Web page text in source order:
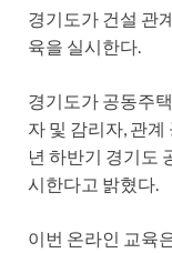
경기도가 건설 관
육을 실시한다.
경기도가 공동주
자 및 감리자, 관계
년 하반기 경기도
시한다고 밝혔다.
이번 온라인 교육